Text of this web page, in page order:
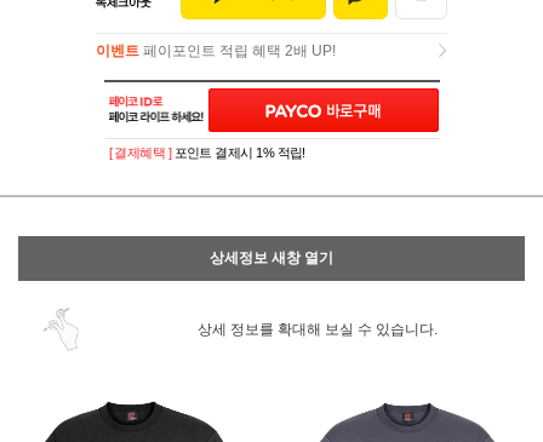
이벤트 페이포인트 적립 혜택 2배 UP!
이벤트페이포인트 적립 혜택 2배 UP!
[ 결제혜택 ] 포인트 결제시 1% 적립!
상세정보 새창 열기
상세 정보를 확대해 보실 수 있습니다.